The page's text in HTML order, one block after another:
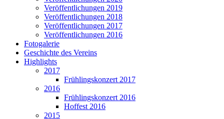
Veröffentlichungen 2019
Veröffentlichungen 2018
Veröffentlichungen 2017
Veröffentlichungen 2016
Fotogalerie
Geschichte des Vereins
Highlights
2017
Frühlingskonzert 2017
2016
Frühlingskonzert 2016
Hoffest 2016
2015